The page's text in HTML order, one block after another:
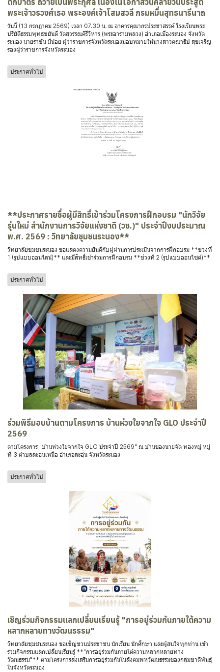
พระเจ้าวรวงศ์เธอ พระองค์เจ้าโสมสวลี กรมหมื่นสุทธนารีนาถ
วันนี้ (13 กรกฎาคม 2569) เวลา 07.30 น. ณ อาคารคุณากรประชาสรรค์ โรงเรียนพระ
ปริยัติธรรมพุทธชยันตี วัดสุวรรณคีรีวิหาร (พระอารามหลวง) อำเภอเมืองระนอง จังหวัด
ระนอง นายราชัน มีน้อย ผู้ว่าราชการจังหวัดระนองมอบหมายให้นางสาวคณาธิป สุขเจริญ
รองผู้ว่าราชการจังหวัดระนอง
ประกาศทั่วไป
**ประกาศรายชื่อผู้มีสิทธิ์เข้าร่วมโครงการฝึกอบรม "นักวิจัย
รุ่นใหม่ สำนักงานการวิจัยแห่งชาติ (วช.)" ประจำปีงบประมาณ
พ.ศ. 2569 : วิทยาลัยชุมชนระนอง**
วิทยาลัยชุมชนระนอง ขอแสดงความยินดีกับผู้ผ่านการประเมินจากการฝึกอบรม **ช่วงที่
1 (รูปแบบออนไลน์)** และมีสิทธิ์เข้าร่วมการฝึกอบรม **ช่วงที่ 2 (รูปแบบออนไซต์)**
ประกาศทั่วไป
ร่วมพิธีมอบบ้านตามโครงการ บ้านห่วงใยจากใจ GLO ประจำปี
2569
ตามโครงการ "บ้านห่วงใยจากใจ GLO ประจำปี 2569" ณ บ้านของนายจัด ทองหมู่ หมู่
ที่ 3 ตำบลละอุ่นเหนือ อำเภอละอุ่น จังหวัดระนอง
ประกาศทั่วไป
เชิญร่วมกิจกรรมแลกเปลี่ยนเรียนรู้ "การอยู่ร่วมกันภายใต้ความ
หลากหลายทางวัฒนธรรม"
วิทยาลัยชุมชนระนอง ขอเชิญชวนประชาชน นักเรียน นักศึกษา และผู้สนใจทุกท่าน เข้า
ร่วมกิจกรรมแลกเปลี่ยนเรียนรู้ **"การอยู่ร่วมกันภายใต้ความหลากหลายทาง
วัฒนธรรม"** ตามโครงการส่งเสริมการอยู่ร่วมกันในสังคมพหุวัฒนธรรมของกลุ่มชาติพันธุ์
ในจังหวัดระนอง